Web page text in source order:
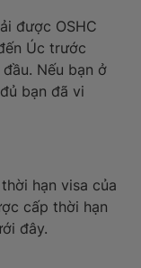
được OSHC
Úc trước
Nếu bạn ở
bạn đã vi
hạn visa của
cấp thời hạn
đây.